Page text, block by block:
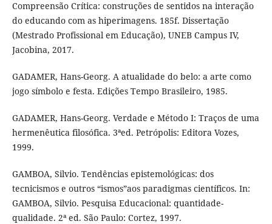
Compreensão Crítica: construções de sentidos na interação
do educando com as hiperimagens. 185f. Dissertação
(Mestrado Profissional em Educação), UNEB Campus IV,
Jacobina, 2017.
GADAMER, Hans-Georg. A atualidade do belo: a arte como
jogo símbolo e festa. Edições Tempo Brasileiro, 1985.
GADAMER, Hans-Georg. Verdade e Método I: Traços de uma
hermenêutica filosófica. 3ªed. Petrópolis: Editora Vozes,
1999.
GAMBOA, Silvio. Tendências epistemológicas: dos
tecnicismos e outros “ismos”aos paradigmas científicos. In:
GAMBOA, Silvio. Pesquisa Educacional: quantidade-
qualidade. 2ª ed. São Paulo: Cortez, 1997.